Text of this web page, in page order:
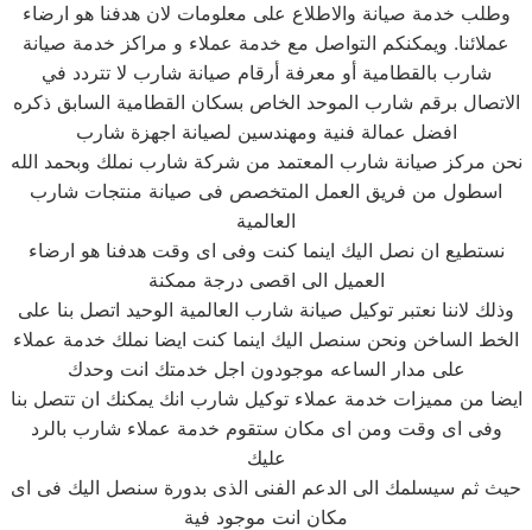
وطلب خدمة صيانة والاطلاع على معلومات لان هدفنا هو ارضاء
عملائنا. ويمكنكم التواصل مع خدمة عملاء و مراكز خدمة صيانة
شارب بالقطامية أو معرفة أرقام صيانة شارب لا تتردد في
الاتصال برقم شارب الموحد الخاص بسكان القطامية السابق ذكره
افضل عمالة فنية ومهندسين لصيانة اجهزة شارب
نحن مركز صيانة شارب المعتمد من شركة شارب نملك وبحمد الله
اسطول من فريق العمل المتخصص فى صيانة منتجات شارب
العالمية
نستطيع ان نصل اليك اينما كنت وفى اى وقت هدفنا هو ارضاء
العميل الى اقصى درجة ممكنة
وذلك لاننا نعتبر توكيل صيانة شارب العالمية الوحيد اتصل بنا على
الخط الساخن ونحن سنصل اليك اينما كنت ايضا نملك خدمة عملاء
على مدار الساعه موجودون اجل خدمتك انت وحدك
ايضا من مميزات خدمة عملاء توكيل شارب انك يمكنك ان تتصل بنا
وفى اى وقت ومن اى مكان ستقوم خدمة عملاء شارب بالرد
عليك
حيث ثم سيسلمك الى الدعم الفنى الذى بدورة سنصل اليك فى اى
مكان انت موجود فية